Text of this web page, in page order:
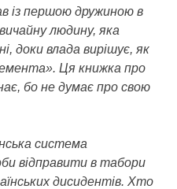
із першою дружиною в
людину, яка
доки влада вирішує, як
Ця книжка про
бо не думає про свою
система
відправити в табори
дисидентів. Хто